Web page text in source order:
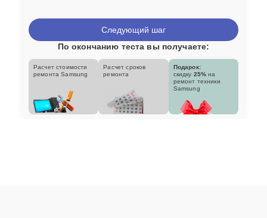
Следующий шаг
По окончанию теста вы получаете:
Расчет стоимости
ремонта Samsung
Расчет сроков
ремонта
Подарок:
скидку 25% на
ремонт техники
Samsung